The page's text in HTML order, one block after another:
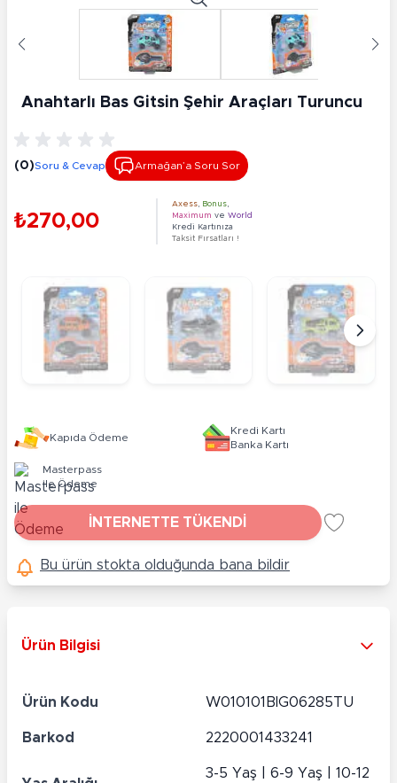
Anahtarlı Bas Gitsin Şehir Araçları Turuncu
(0)Soru & Cevap Armağan’a Soru Sor
₺270,00
Axess Bonus
Maximum ve World
Kredi Kartınıza
Taksit Fırsatları !
Kapıda Ödeme
Kredi Kartı
Banka Kartı
Masterpass
ile Ödeme
İNTERNETTE TÜKENDİ
Bu ürün stokta olduğunda bana bildir
Ürün Bilgisi
Ürün Kodu W010101BIG06285TU
Barkod 2220001433241
3-5 Yaş | 6-9 Yaş | 10-12